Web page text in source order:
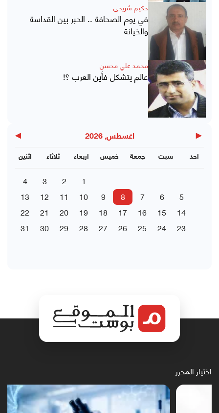
حكيم شريحي
في يوم الصحافة .. الحبر بين القداسة
والخيانة
محمد علي محسن
عالم يتشكل فأين العرب ؟!
◀ اغسطس, 2026 ▶
اثنين ثلاثاء اربعاء خميس جمعة سبت احد
1
2
3
4
5
6
7
8
9
10
11
12
13
14
15
16
17
18
19
20
21
22
23
24
25
26
27
28
29
30
31
اختيار المحرر